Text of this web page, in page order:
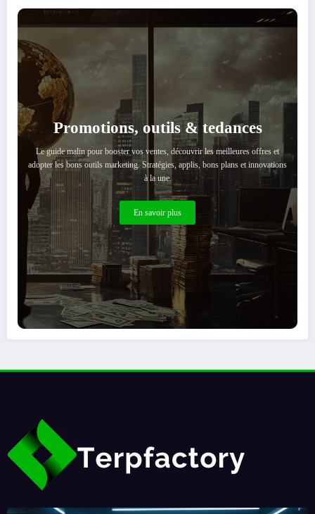
Promotions, outils & tedances
Le guide malin pour booster vos ventes, découvrir les meilleures offres et
adopter les bons outils marketing. Stratégies, applis, bons plans et innovations
à la une.
En savoir plus